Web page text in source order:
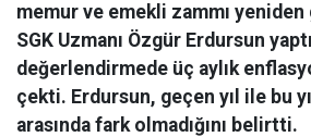
memur ve emekli zammı
SGK Uzmanı Özgür Erdursun
değerlendirmede üç aylık
çekti. Erdursun, geçen yıl ile bu
arasında fark olmadığını belirtti.